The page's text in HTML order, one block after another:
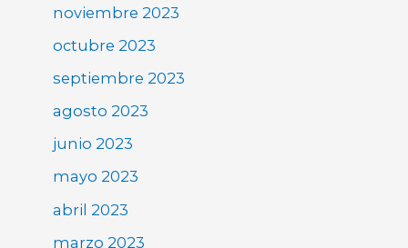
noviembre 2023
octubre 2023
septiembre 2023
agosto 2023
junio 2023
mayo 2023
abril 2023
marzo 2023